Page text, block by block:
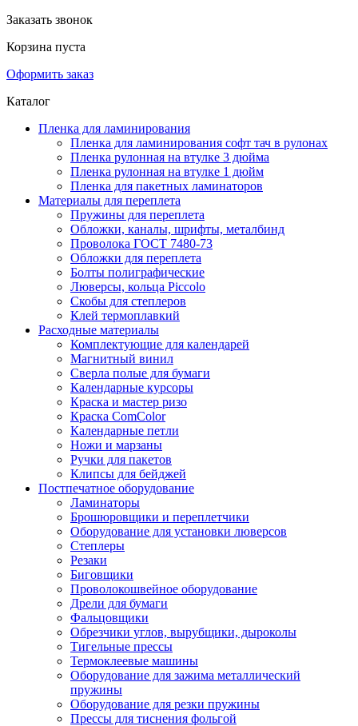
Заказать звонок
Корзина пуста
Оформить заказ
Каталог
Пленка для ламинирования
Пленка для ламинирования софт тач в рулонах
Пленка рулонная на втулке 3 дюйма
Пленка рулонная на втулке 1 дюйм
Пленка для пакетных ламинаторов
Материалы для переплета
Пружины для переплета
Обложки, каналы, шрифты, металбинд
Проволока ГОСТ 7480-73
Обложки для переплета
Болты полиграфические
Люверсы, кольца Piccolo
Скобы для степлеров
Клей термоплавкий
Расходные материалы
Комплектующие для календарей
Магнитный винил
Сверла полые для бумаги
Календарные курсоры
Краска и мастер ризо
Краска ComColor
Календарные петли
Ножи и марзаны
Ручки для пакетов
Клипсы для бейджей
Постпечатное оборудование
Ламинаторы
Брошюровщики и переплетчики
Оборудование для установки люверсов
Степлеры
Резаки
Биговщики
Проволокошвейное оборудование
Дрели для бумаги
Фальцовщики
Обрезчики углов, вырубщики, дыроколы
Тигельные прессы
Термоклеевые машины
Оборудование для зажима металлический
пружины
Оборудование для резки пружины
Прессы для тиснения фольгой